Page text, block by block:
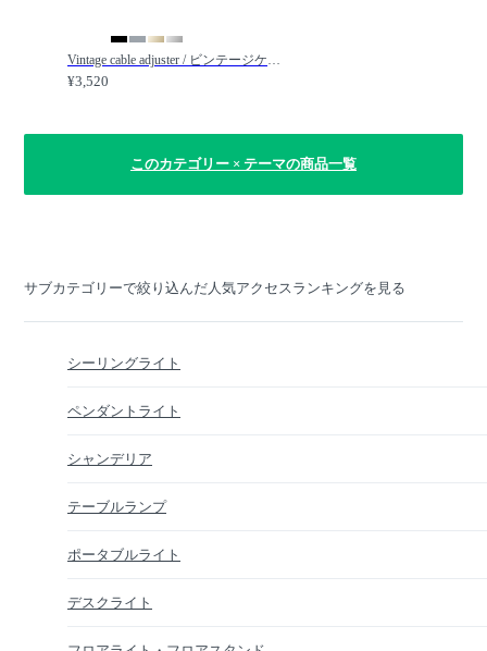
Vintage cable adjuster / ビンテージケーブルアジャスター / FLYMEe Factory / フライミーファクトリー
¥3,520
このカテゴリー × テーマの商品一覧
サブカテゴリーで絞り込んだ人気アクセスランキングを見る
シーリングライト
ペンダントライト
シャンデリア
テーブルランプ
ポータブルライト
デスクライト